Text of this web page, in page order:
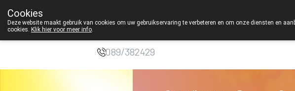
Apotheek
089/382429
Cookies
Deze website maakt gebruik van cookies om uw gebruikservaring te verbeteren en om onze diensten en
cookies. Klik hier voor meer info.